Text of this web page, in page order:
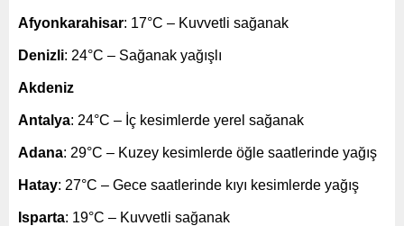
Afyonkarahisar: 17°C – Kuvvetli sağanak
Denizli: 24°C – Sağanak yağışlı
Akdeniz
Antalya: 24°C – İç kesimlerde yerel sağanak
Adana: 29°C – Kuzey kesimlerde öğle saatlerinde yağış
Hatay: 27°C – Gece saatlerinde kıyı kesimlerde yağış
Isparta: 19°C – Kuvvetli sağanak